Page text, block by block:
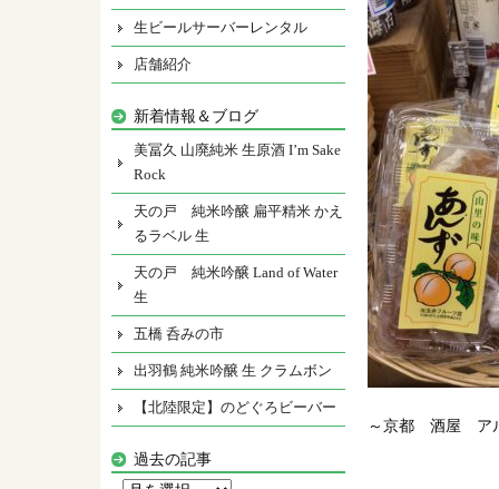
～京都 酒屋 ア
生ビールサーバーレンタル
店舗紹介
新着情報＆ブログ
美冨久 山廃純米 生原酒 I’m Sake
Rock
天の戸 純米吟醸 扁平精米 かえ
るラベル 生
天の戸 純米吟醸 Land of Water
生
五橋 呑みの市
出羽鶴 純米吟醸 生 クラムボン
【北陸限定】のどぐろビーバー
過去の記事